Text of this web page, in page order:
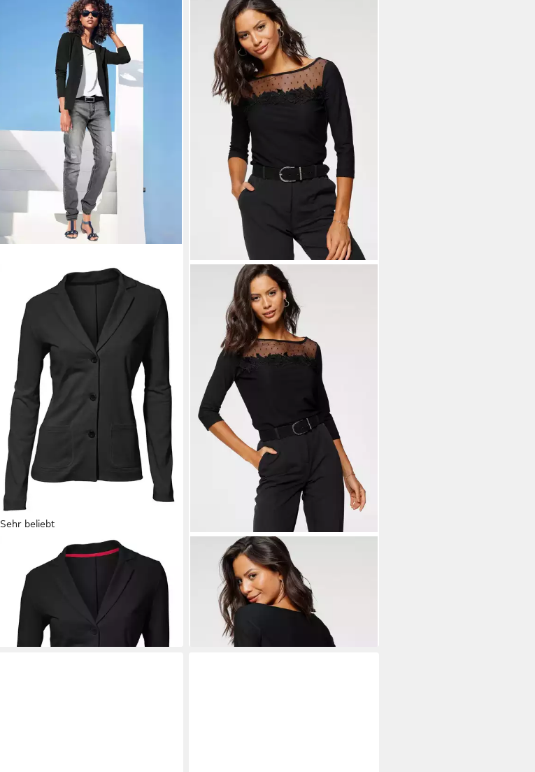
Sehr beliebt
Blusenblazer Jersey-Blazer
Langarm
39,99 €
LAURA SCOTTRundhalsshirt 3/4-
Ärmel, figurbetonter Schnitt
ab 38,99 € UVP 43,99 €
-11%